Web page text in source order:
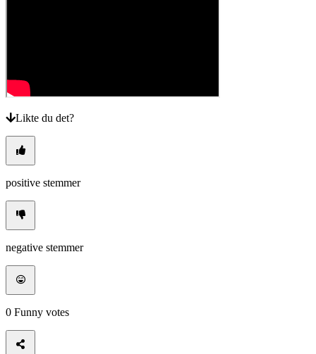
Likte du det?
positive stemmer
negative stemmer
0 Funny votes